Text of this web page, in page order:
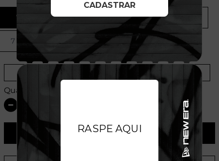
7 7 1/8 7 1/4 7 3/8
7 1/2
Provador Virtual Tabela de Medidas
Quantidade:
ADICIONAR AO CARRINHO